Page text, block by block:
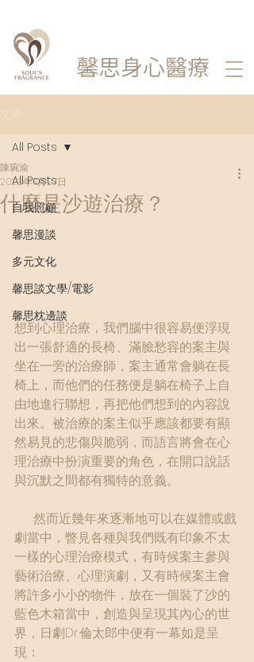
馨思身心醫療
All Posts
自我照顧
馨思漫談
多元文化
馨思談文學/電影
馨思枕邊談
All Posts
什麼是沙遊治療？
陳琬渝
2023年11月27日
想到心理治療，我們腦中很容易便浮現
出一張舒適的長椅、滿臉愁容的案主與
坐在一旁的治療師，案主通常會躺在長
椅上，而他們的任務便是躺在椅子上自
由地進行聯想，再把他們想到的內容說
出來。被治療的案主似乎應該都要有顯
然易見的悲傷與脆弱，而語言將會在心
理治療中扮演重要的角色，在開口說話
與沉默之間都有獨特的意義。
劇當中，瞥見各種與我們既有印象不太
一樣的心理治療模式，有時候案主參與
藝術治療、心理演劇，又有時候案主會
將許多小小的物件，放在一個裝了沙的
藍色木箱當中，創造與呈現其內心的世
界，日劇Dr.倫太郎中便有一幕如是呈
現：